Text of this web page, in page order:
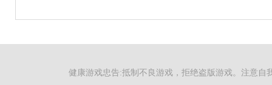
健康游戏忠告:抵制不良游戏，拒绝盗版游戏。注意